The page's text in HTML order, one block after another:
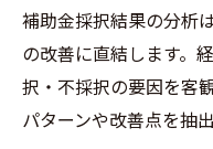
補助金採択結果の分析
の改善に直結します。
択・不採択の要因を客
パターンや改善点を抽出